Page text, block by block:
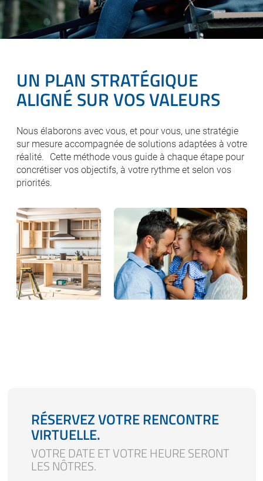
UN PLAN STRATÉGIQUE
ALIGNÉ SUR VOS VALEURS
Nous élaborons avec vous, et pour vous, une stratégie
sur mesure accompagnée de solutions adaptées à votre
réalité. Cette méthode vous guide à chaque étape pour
concrétiser vos objectifs, à votre rythme et selon vos
priorités.
RÉSERVEZ VOTRE RENCONTRE
VIRTUELLE.
VOTRE DATE ET VOTRE HEURE SERONT
LES NÔTRES.